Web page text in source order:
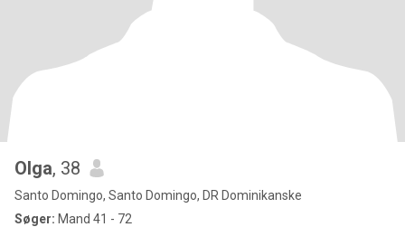
Olga, 38
Santo Domingo, Santo Domingo, DR Dominikanske
Søger: Mand 41 - 72